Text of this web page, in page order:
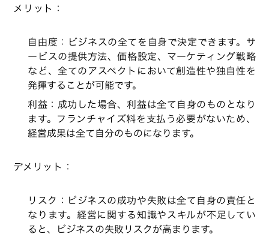
メリット：
自由度：ビジネスの全てを自身で決定できます。サ
ービスの提供方法、価格設定、マーケティング戦略
など、全てのアスペクトにおいて創造性や独自性を
発揮することが可能です。
利益：成功した場合、利益は全て自身のものとなり
ます。フランチャイズ料を支払う必要がないため、
経営成果は全て自分のものになります。
デメリット：
リスク：ビジネスの成功や失敗は全て自身の責任と
なります。経営に関する知識やスキルが不足してい
ると、ビジネスの失敗リスクが高まります。